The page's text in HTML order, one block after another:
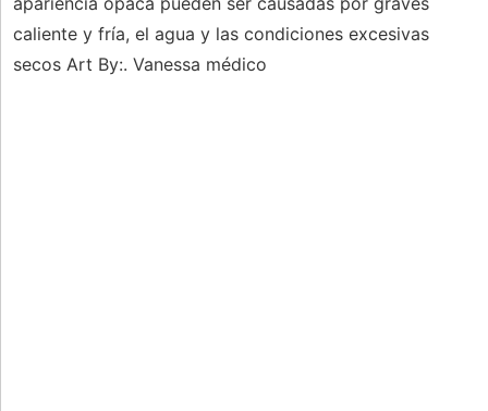
caliente y fría, el agua y las condiciones excesivas
secos Art By:. Vanessa médico